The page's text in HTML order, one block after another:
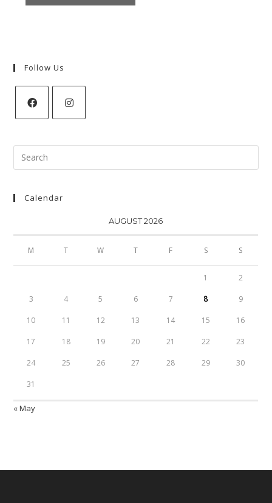
Follow Us
Search
for:
Calendar
AUGUST 2026
M T W T F S S
1 2
3 4 5 6 7 8 9
10 11 12 13 14 15 16
17 18 19 20 21 22 23
24 25 26 27 28 29 30
31
« May